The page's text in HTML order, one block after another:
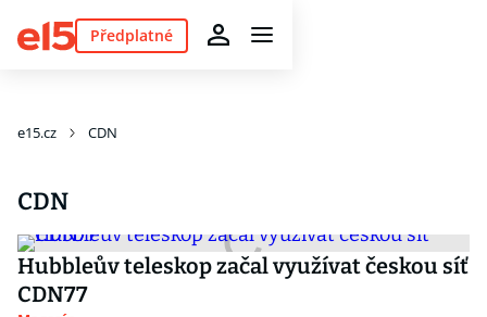
Předplatné
e15.cz CDN
CDN
Hubbleův teleskop začal využívat českou síť
CDN77